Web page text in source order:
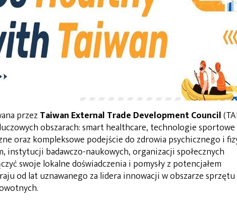
przez Taiwan External Trade Development Council
obszarach: smart healthcare, technologie
oraz kompleksowe podejście do zdrowia psychicznego i
instytucji badawczo-naukowych, organizacji społecznych
swoje lokalne doświadczenia i pomysły z potencjałem
od lat uznawanego za lidera innowacji w obszarze sprzętu